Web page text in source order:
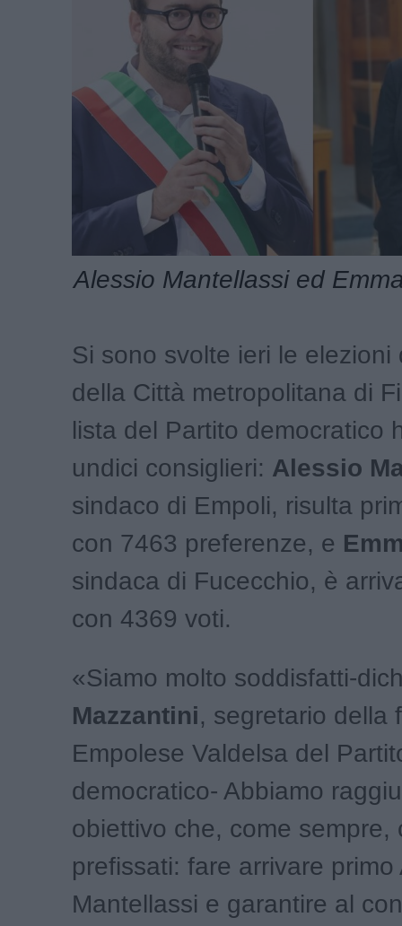
Alessio Mantellassi ed
Si sono svolte ieri le elezioni
della Città metropolitana di
lista del Partito democratico
undici consiglieri: Alessio
sindaco di Empoli, risulta
con 7463 preferenze, e
sindaca di Fucecchio, è
con 4369 voti.
«Siamo molto soddisfatti-
Mazzantini, segretario della
Empolese Valdelsa del
democratico- Abbiamo
obiettivo che, come sempre,
prefissati: fare arrivare primo
Mantellassi e garantire al